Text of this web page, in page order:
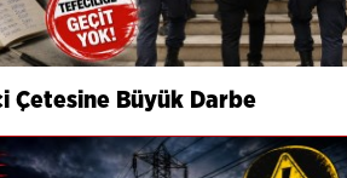
Çetesine Büyük Darbe